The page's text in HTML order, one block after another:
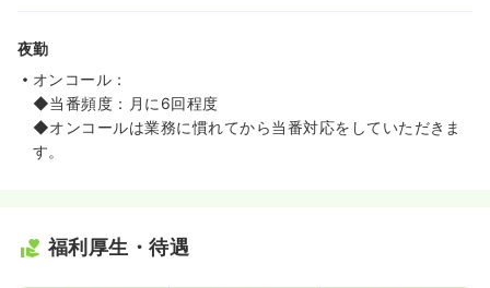
夜勤
オンコール：
◆当番頻度：月に6回程度
◆オンコールは業務に慣れてから当番対応をしていただきま
す。
福利厚生・待遇